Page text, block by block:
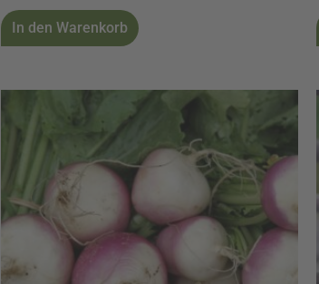
In den Warenkorb